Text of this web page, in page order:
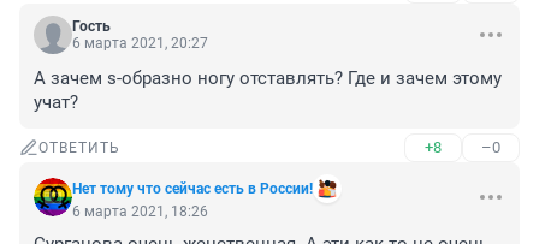
Гость
6 марта 2021, 20:27
А зачем s-образно ногу отставлять? Где и зачем этому
учат?
ОТВЕТИТЬ +8 –0
Нет тому что сейчас есть в России!
6 марта 2021, 18:26